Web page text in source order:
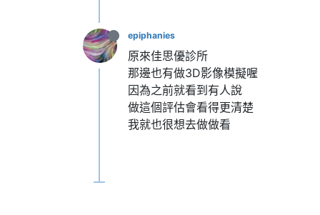
epiphanies
原來佳思優診所
那邊也有做3D影像模擬喔
因為之前就看到有人說
做這個評估會看得更清楚
我就也很想去做做看